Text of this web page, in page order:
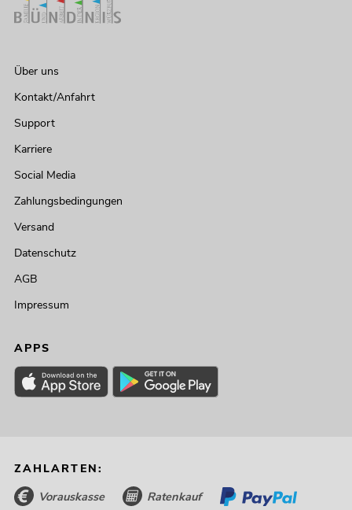
Über uns
Kontakt/Anfahrt
Support
Karriere
Social Media
Zahlungsbedingungen
Versand
Datenschutz
AGB
Impressum
APPS
ZAHLARTEN:
Vorauskasse Ratenkauf